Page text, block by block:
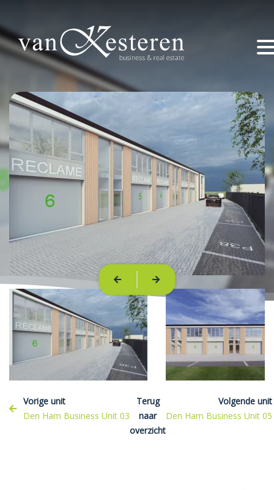
Home
Dit zijn wij
Aanbod
Projecten
Ik wil iets (ver)kopen of huren!
Contact
marco@vankesteren.nl
+31 (0) 318 – 240 330
Vorige unit
Den Ham Business Unit 03
Terug
naar
overzicht
Volgende unit
Den Ham Business Unit 05